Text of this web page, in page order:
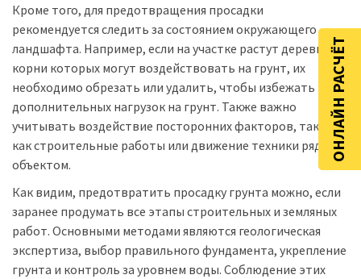
Кроме того, для предотвращения просадки
рекомендуется следить за состоянием окружающего
ландшафта. Например, если на участке растут деревья,
корни которых могут воздействовать на грунт, их
необходимо обрезать или удалить, чтобы избежать
дополнительных нагрузок на грунт. Также важно
учитывать воздействие посторонних факторов, таких
как строительные работы или движение техники рядом с
объектом.
Как видим, предотвратить просадку грунта можно, если
заранее продумать все этапы строительных и земляных
работ. Основными методами являются геологическая
экспертиза, выбор правильного фундамента, укрепление
грунта и контроль за уровнем воды. Соблюдение этих
ОНЛАЙН РАСЧЁТ